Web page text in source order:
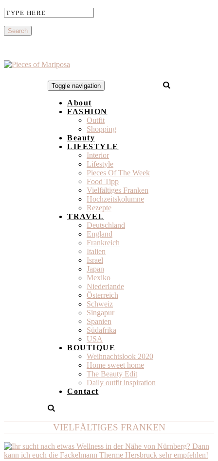
Toggle navigation
About
FASHION
Outfit
Shopping
Beauty
LIFESTYLE
Interior
Lifestyle
Pieces Of The Week
Food Tipp
Vielfältiges Franken
Hochzeitskolumne
Rezepte
TRAVEL
Deutschland
England
Frankreich
Italien
Israel
Japan
Mexiko
Niederlande
Österreich
Schweiz
Singapur
Spanien
Südafrika
USA
BOUTIQUE
Weihnachtslook 2020
Home sweet home
The Beauty Edit
Daily outfit inspiration
Contact
VIELFÄLTIGES FRANKEN